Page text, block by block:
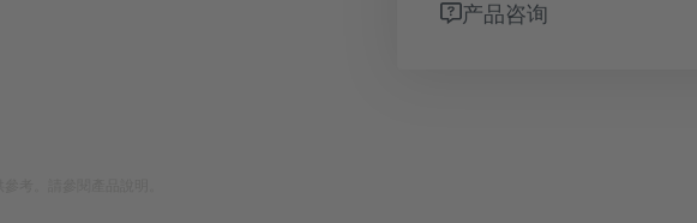
产品咨询